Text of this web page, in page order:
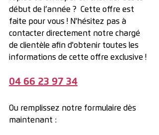
début de l’année ?  Cette offre est
faite pour vous ! N'hésitez pas à
contacter directement notre chargé
de clientèle afin d'obtenir toutes les
informations de cette offre exclusive !
04 66 23 97 34
Ou remplissez notre formulaire dès
maintenant :